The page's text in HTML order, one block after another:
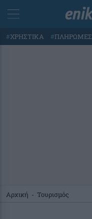
#ΧΡΗΣΤΙΚΑ #ΠΛΗΡΩΜΕΣ
Αρχική - Τουρισμός